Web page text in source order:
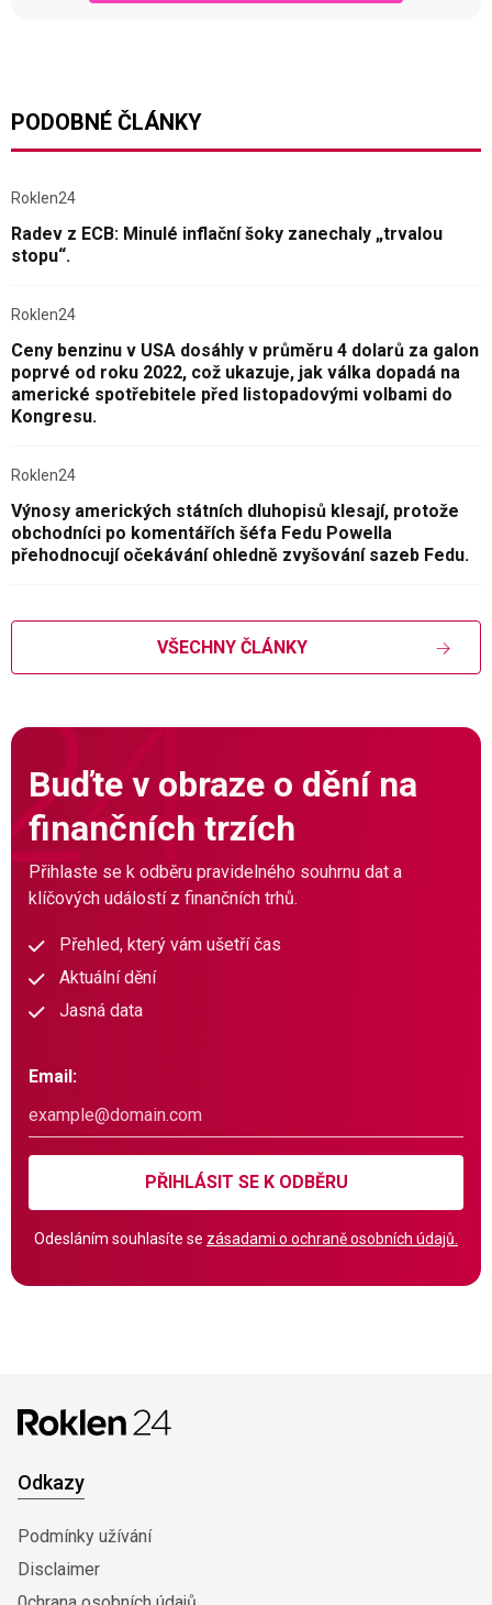
PODOBNÉ ČLÁNKY
Roklen24
Radev z ECB: Minulé inflační šoky zanechaly „trvalou
stopu“.
Roklen24
Ceny benzinu v USA dosáhly v průměru 4 dolarů za galon
poprvé od roku 2022, což ukazuje, jak válka dopadá na
americké spotřebitele před listopadovými volbami do
Kongresu.
Roklen24
Výnosy amerických státních dluhopisů klesají, protože
obchodníci po komentářích šéfa Fedu Powella
přehodnocují očekávání ohledně zvyšování sazeb Fedu.
VŠECHNY ČLÁNKY
Buďte v obraze o dění na
finančních trzích
Přihlaste se k odběru pravidelného souhrnu dat a
klíčových událostí z finančních trhů.
Přehled, který vám ušetří čas
Aktuální dění
Jasná data
Email:
PŘIHLÁSIT SE K ODBĚRU
Odesláním souhlasíte se zásadami o ochraně osobních údajů.
Odkazy
Podmínky užívání
Disclaimer